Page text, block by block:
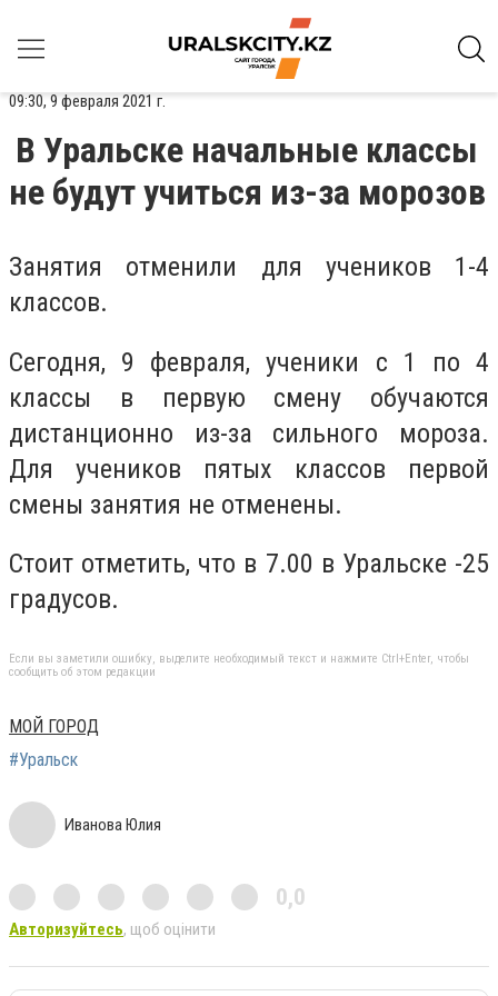
09:30, 9 февраля 2021 г.
В Уральске начальные классы
не будут учиться из-за морозов
Занятия отменили для учеников 1-4
классов.
Сегодня, 9 февраля, ученики с 1 по 4
классы в первую смену обучаются
дистанционно из-за сильного мороза.
Для учеников пятых классов первой
смены занятия не отменены.
Стоит отметить, что в 7.00 в Уральске -25
градусов.
Если вы заметили ошибку, выделите необходимый текст и нажмите Ctrl+Enter, чтобы
сообщить об этом редакции
МОЙ ГОРОД
#Уральск
Иванова Юлия
0,0
Авторизуйтесь, щоб оцінити